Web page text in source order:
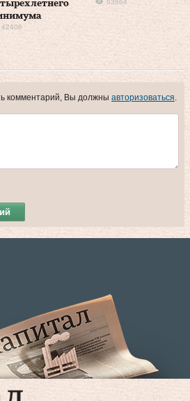
42406
63664
комментарий, Вы должны авторизоваться.